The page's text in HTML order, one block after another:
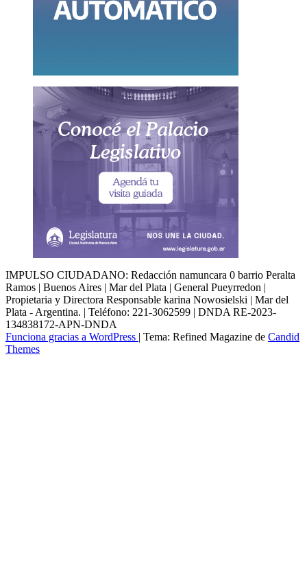
IMPULSO CIUDADANO: Redacción namuncara 0 barrio Peralta
Ramos | Buenos Aires | Mar del Plata | General Pueyrredon |
Propietaria y Directora Responsable karina Nowosielski | Mar del
Plata - Argentina. | Teléfono: 221-3062599 | DNDA RE-2023-
134838172-APN-DNDA
Funciona gracias a WordPress | Tema: Refined Magazine de Candid
Themes